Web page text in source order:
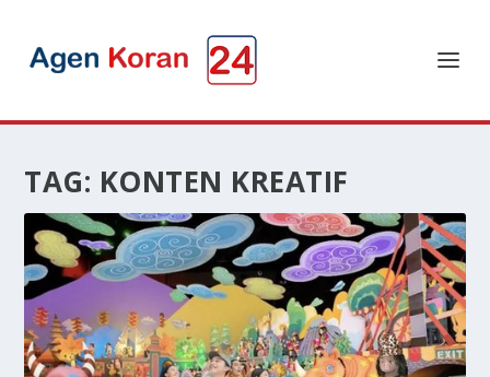
TAG: KONTEN KREATIF